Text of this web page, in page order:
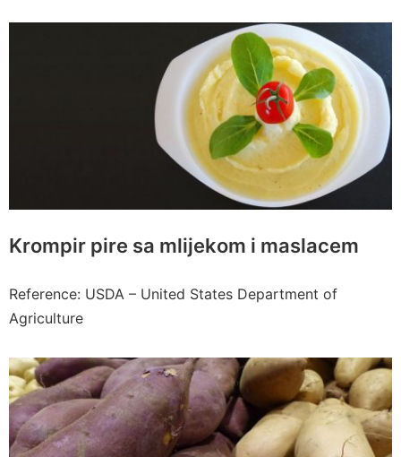
Krompir pire sa mlijekom i maslacem
Reference: USDA – United States Department of
Agriculture